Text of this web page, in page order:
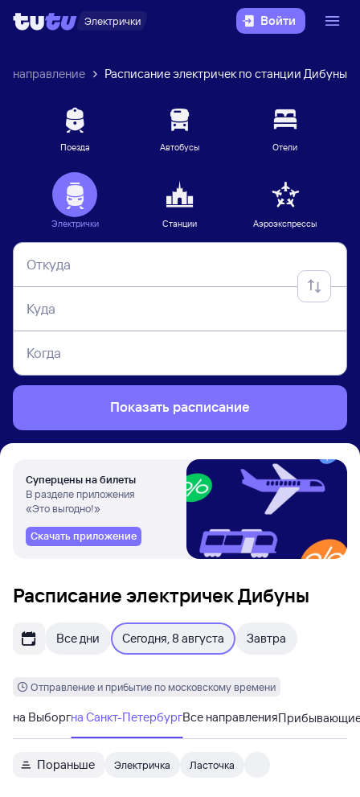
Электрички Войти
направление Расписание электричек по станции Дибуны
Поезда Автобусы Отели
Электрички Станции Аэроэкспрессы
Откуда
Куда
Когда
Показать расписание
Суперцены на билеты
В разделе приложения
«Это выгодно!»
Скачать приложение
Расписание электричек Дибуны
Все дни Сегодня, 8 августа Завтра
Отправление и прибытие по московскому времени
на Выборгна Санкт-ПетербургВсе направления
Пораньше Электричка Ласточка